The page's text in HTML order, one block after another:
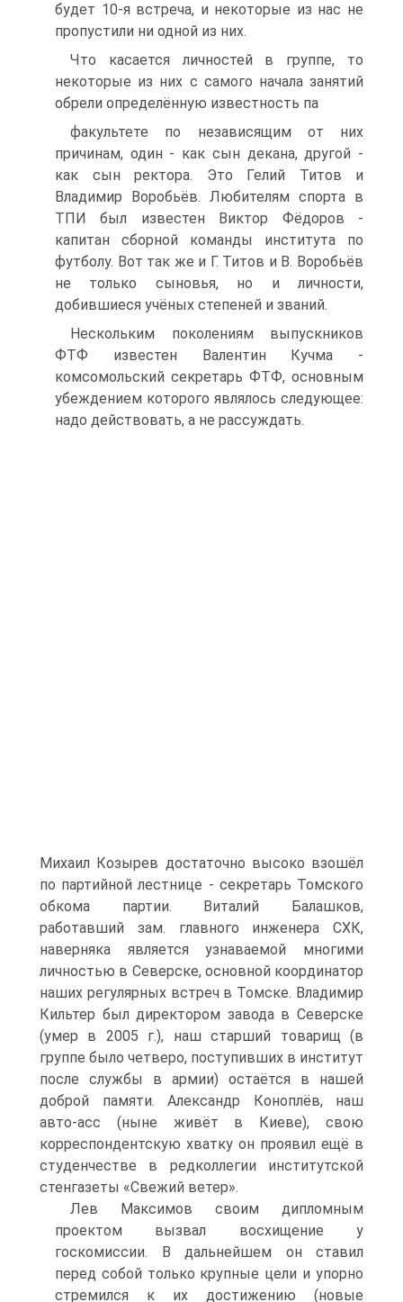
будет 10-я встреча, и некоторые из нас не
пропустили ни одной из них.
Что касается личностей в группе, то
некоторые из них с самого начала занятий
обрели определённую известность па
факультете по независящим от них
причинам, один - как сын декана, другой -
как сын ректора. Это Гелий Титов и
Владимир Воробьёв. Любителям спорта в
ТПИ был известен Виктор Фёдоров -
капитан сборной команды института по
футболу. Вот так же и Г. Титов и В. Воробьёв
не только сыновья, но и личности,
добившиеся учёных степеней и званий.
Нескольким поколениям выпускников
ФТФ известен Валентин Кучма -
комсомольский секретарь ФТФ, основным
убеждением которого являлось следующее:
надо действовать, а не рассуждать.
Михаил Козырев достаточно высоко взошёл
по партийной лестнице - секретарь Томского
обкома партии. Виталий Балашков,
работавший зам. главного инженера СХК,
наверняка является узнаваемой многими
личностью в Северске, основной координатор
наших регулярных встреч в Томске. Владимир
Кильтер был директором завода в Северске
(умер в 2005 г.), наш старший товарищ (в
группе было четверо, поступивших в институт
после службы в армии) остаётся в нашей
доброй памяти. Александр Коноплёв, наш
авто-асс (ныне живёт в Киеве), свою
корреспондентскую хватку он проявил ещё в
студенчестве в редколлегии институтской
стенгазеты «Свежий ветер».
Лев Максимов своим дипломным
проектом вызвал восхищение у
госкомиссии. В дальнейшем он ставил
перед собой только крупные цели и упорно
стремился к их достижению (новые